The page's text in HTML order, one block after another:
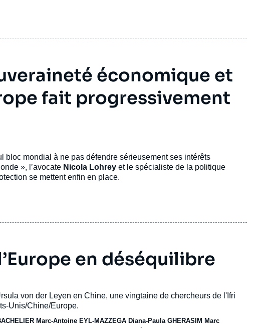
économique et
fait progressivement
bloc mondial à ne pas défendre sérieusement ses intérêts
», l’avocate Nicola Lohrey et le spécialiste de la politique
se mettent enfin en place.
en déséquilibre
von der Leyen en Chine, une vingtaine de chercheurs de l'Ifri
Unis/Chine/Europe.
Marc-Antoine EYL-MAZZEGA Diana-Paula GHERASIM Marc